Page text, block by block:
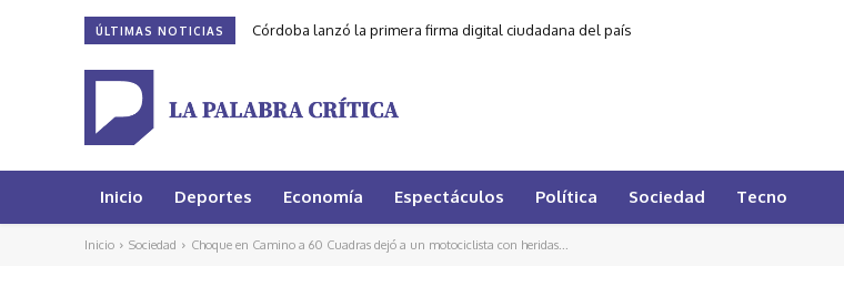
ÚLTIMAS NOTICIAS Córdoba lanzó la primera firma digital ciudadana del país
Inicio Deportes Economía Espectáculos Política Sociedad Tecno
Inicio Sociedad Choque en Camino a 60 Cuadras dejó a un motociclista con heridas...